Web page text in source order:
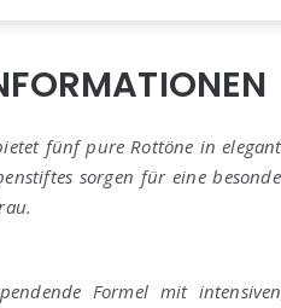
fünf pure Rottöne in
sorgen für eine
Formel mit